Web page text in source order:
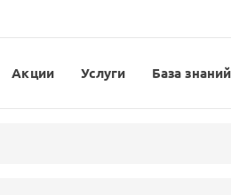
Акции Услуги База знаний